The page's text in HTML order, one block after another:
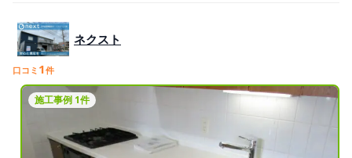
ネクスト
口コミ 1件
施工事例 1件